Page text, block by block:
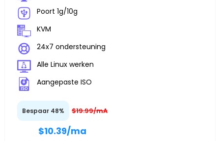
Poort 1g/10g
KVM
24x7 ondersteuning
Alle Linux werken
Aangepaste ISO
Bespaar 48% $19.99/mA
$10.39/ma